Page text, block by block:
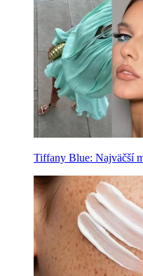
Tiffany Blue: Najväčší